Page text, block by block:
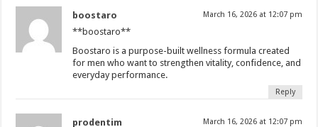
boostaro March 16, 2026 at 12:07 pm
**boostaro**
Boostaro is a purpose-built wellness formula created
for men who want to strengthen vitality, confidence, and
everyday performance.
Reply
prodentim March 16, 2026 at 12:07 pm